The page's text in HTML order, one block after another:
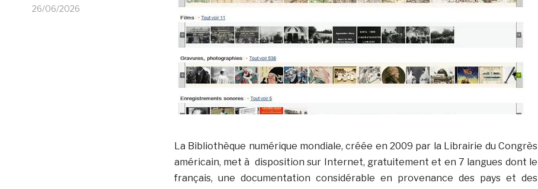
26/06/2026
La Bibliothèque numérique mondiale, créée en 2009 par la Librairie du Congrès
américain, met à disposition sur Internet, gratuitement et en 7 langues dont le
français, une documentation considérable en provenance des pays et des